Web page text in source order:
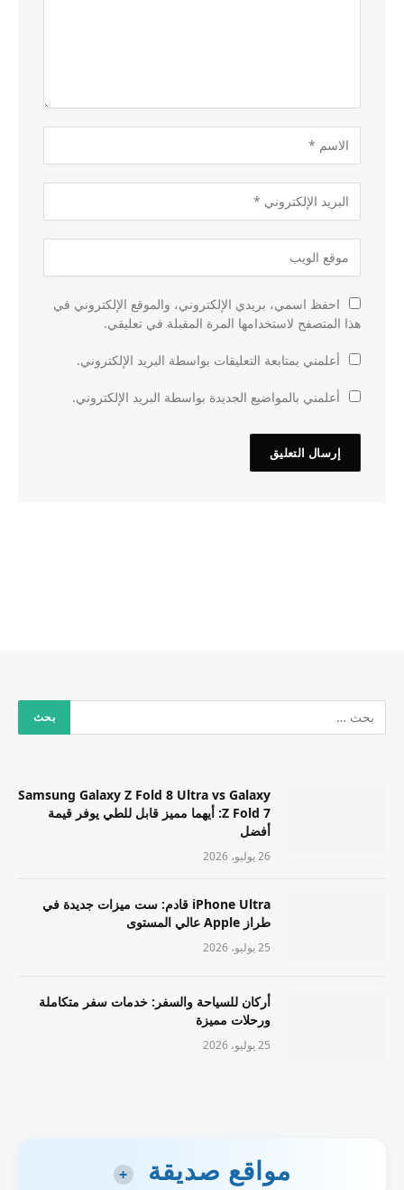
احفظ اسمي، بريدي الإلكتروني، والموقع الإلكتروني في
هذا المتصفح لاستخدامها المرة المقبلة في تعليقي.
أعلمني بمتابعة التعليقات بواسطة البريد الإلكتروني.
أعلمني بالمواضيع الجديدة بواسطة البريد الإلكتروني.
Samsung Galaxy Z Fold 8 Ultra vs Galaxy
Z Fold 7: أيهما مميز قابل للطي يوفر قيمة
أفضل
26 يوليو، 2026
iPhone Ultra قادم: ست ميزات جديدة في
طراز Apple عالي المستوى
25 يوليو، 2026
أركان للسياحة والسفر: خدمات سفر متكاملة
ورحلات مميزة
25 يوليو، 2026
مواقع صديقة +